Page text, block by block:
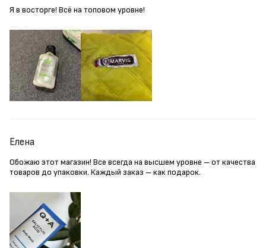
Я в восторге! Всё на топовом уровне!
Елена
Обожаю этот магазин! Все всегда на высшем уровне – от качества
товаров до упаковки. Каждый заказ – как подарок.